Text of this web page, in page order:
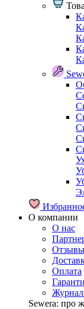
О компании
О нас
Отзывы
Оплата
Журнал
Sewera: про